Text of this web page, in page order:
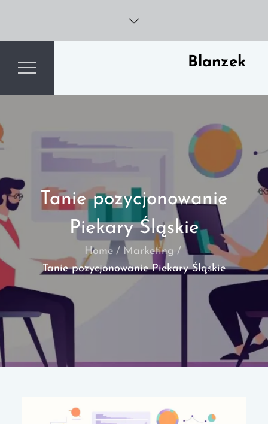
content
Blanzek
Tanie pozycjonowanie
Piekary Śląskie
Home
Marketing
Tanie pozycjonowanie Piekary Śląskie